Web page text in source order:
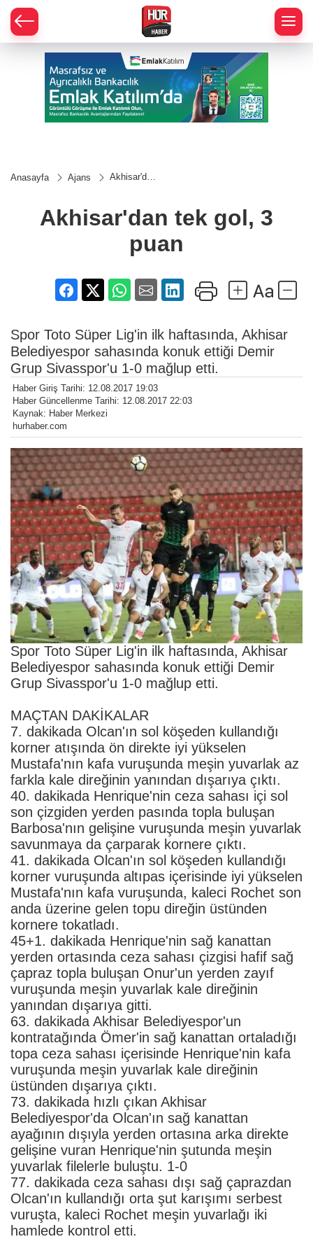
Anasayfa Ajans
Akhisar'dan
Akhisar'dan tek gol, 3
puan
Spor Toto Süper Lig'in ilk haftasında, Akhisar
Belediyespor sahasında konuk ettiği Demir
Grup Sivasspor'u 1-0 mağlup etti.
Haber Giriş Tarihi: 12.08.2017 19:03
Haber Güncellenme Tarihi: 12.08.2017 22:03
Kaynak: Haber Merkezi
hurhaber.com
Spor Toto Süper Lig'in ilk haftasında, Akhisar
Belediyespor sahasında konuk ettiği Demir
Grup Sivasspor'u 1-0 mağlup etti.
MAÇTAN DAKİKALAR
7. dakikada Olcan'ın sol köşeden kullandığı
korner atışında ön direkte iyi yükselen
Mustafa'nın kafa vuruşunda meşin yuvarlak az
farkla kale direğinin yanından dışarıya çıktı.
40. dakikada Henrique'nin ceza sahası içi sol
son çizgiden yerden pasında topla buluşan
Barbosa'nın gelişine vuruşunda meşin yuvarlak
savunmaya da çarparak kornere çıktı.
41. dakikada Olcan'ın sol köşeden kullandığı
korner vuruşunda altıpas içerisinde iyi yükselen
Mustafa'nın kafa vuruşunda, kaleci Rochet son
anda üzerine gelen topu direğin üstünden
kornere tokatladı.
45+1. dakikada Henrique'nin sağ kanattan
yerden ortasında ceza sahası çizgisi hafif sağ
çapraz topla buluşan Onur'un yerden zayıf
vuruşunda meşin yuvarlak kale direğinin
yanından dışarıya gitti.
63. dakikada Akhisar Belediyespor'un
kontratağında Ömer'in sağ kanattan ortaladığı
topa ceza sahası içerisinde Henrique'nin kafa
vuruşunda meşin yuvarlak kale direğinin
üstünden dışarıya çıktı.
73. dakikada hızlı çıkan Akhisar
Belediyespor'da Olcan'ın sağ kanattan
ayağının dışıyla yerden ortasına arka direkte
gelişine vuran Henrique'nin şutunda meşin
yuvarlak filelerle buluştu. 1-0
77. dakikada ceza sahası dışı sağ çaprazdan
Olcan'ın kullandığı orta şut karışımı serbest
vuruşta, kaleci Rochet meşin yuvarlağı iki
hamlede kontrol etti.